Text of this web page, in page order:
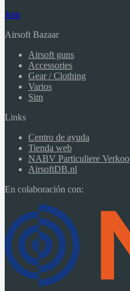
Join
Airsoft Bazaar
Airsoft guns
Accessories
Gear / Clothing
Varios
Sim
Links
Centro de ayuda
Tienda web
NABV Particuliere
AirsoftDB.nl
En colaboración con: